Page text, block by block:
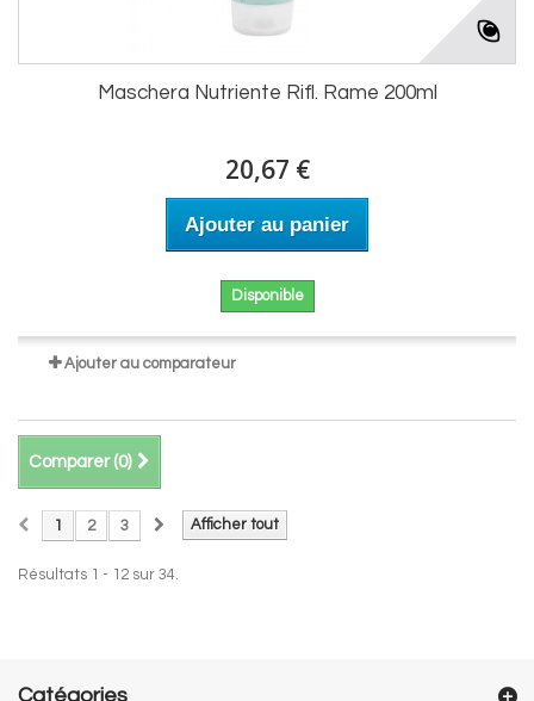
Maschera Nutriente Rifl. Rame 200ml
20,67 €
Ajouter au panier
Disponible
Ajouter au comparateur
Comparer (0)
Afficher tout
1 2 3
Résultats 1 - 12 sur 34.
Catégories